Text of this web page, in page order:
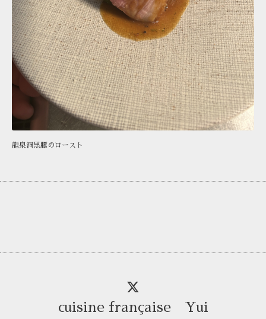
龍泉洞黒豚のロースト
cuisine française Yui